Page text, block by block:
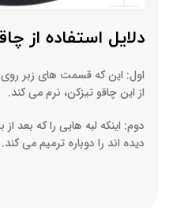
دلایل استفاده از
اول: این که قسمت های زبر روی
از این چاقو تیزکن، نرم می کند.
دوم: اینکه لبه هایی را که بعد
دیده اند را دوباره ترمیم می کند.